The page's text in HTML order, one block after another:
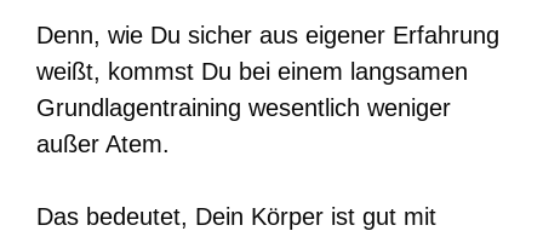
Denn, wie Du sicher aus eigener Erfahrung
weißt, kommst Du bei einem langsamen
Grundlagentraining wesentlich weniger
außer Atem.
Das bedeutet, Dein Körper ist gut mit